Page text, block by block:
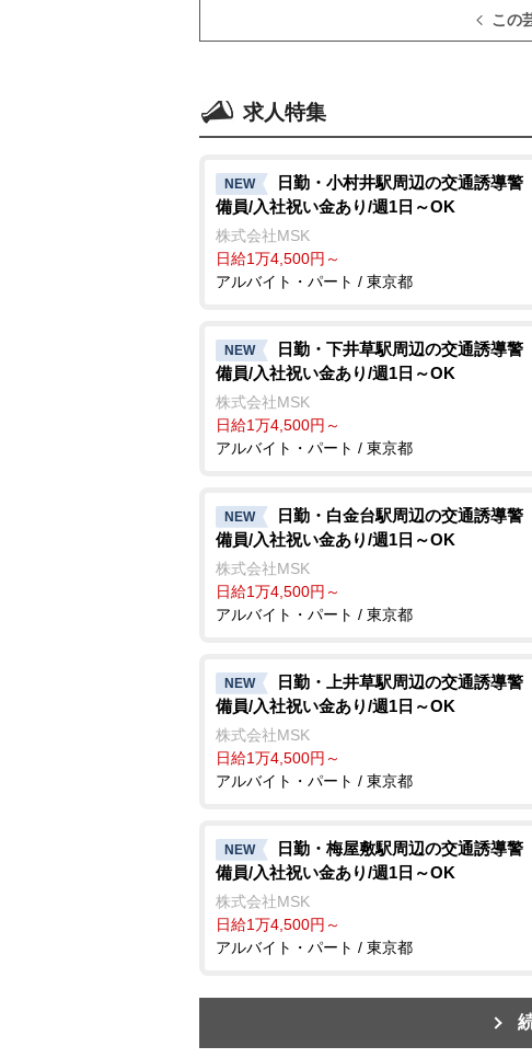
この
求人特集
NEW
日勤・小村井駅周辺の交通誘導警
備員/入社祝い金あり/週1日～OK
株式会社MSK
日給1万4,500円～
アルバイト・パート / 東京都
NEW
日勤・下井草駅周辺の交通誘導警
備員/入社祝い金あり/週1日～OK
株式会社MSK
日給1万4,500円～
アルバイト・パート / 東京都
NEW
日勤・白金台駅周辺の交通誘導警
備員/入社祝い金あり/週1日～OK
株式会社MSK
日給1万4,500円～
アルバイト・パート / 東京都
NEW
日勤・上井草駅周辺の交通誘導警
備員/入社祝い金あり/週1日～OK
株式会社MSK
日給1万4,500円～
アルバイト・パート / 東京都
NEW
日勤・梅屋敷駅周辺の交通誘導警
備員/入社祝い金あり/週1日～OK
株式会社MSK
日給1万4,500円～
アルバイト・パート / 東京都